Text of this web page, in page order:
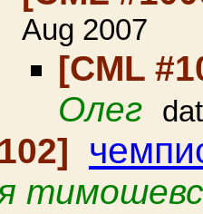
Aug 2007
[CML
Олег